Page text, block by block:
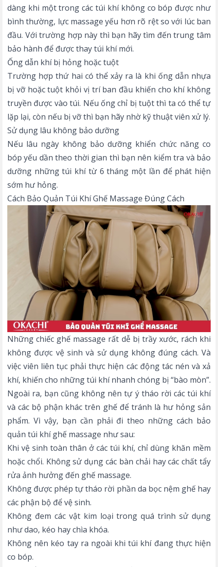
dàng khi một trong các túi khí không co bóp được như
bình thường, lực massage yếu hơn rõ rệt so với lúc ban
đầu. Với trường hợp này thì bạn hãy tìm đến trung tâm
bảo hành để được thay túi khí mới.
Ống dẫn khí bị hỏng hoặc tuột
Trường hợp thứ hai có thể xảy ra là khi ống dẫn nhựa
bị vỡ hoặc tuột khỏi vị trí ban đầu khiến cho khí không
truyền được vào túi. Nếu ống chỉ bị tuột thì ta có thể tự
lặp lại, còn nếu bị vỡ thì bạn hãy nhờ kỹ thuật viên xử lý.
Sử dụng lâu không bảo dưỡng
Nếu lâu ngày không bảo dưỡng khiển chức năng co
bóp yếu dần theo thời gian thì bạn nên kiểm tra và bảo
dưỡng những túi khí từ 6 tháng một lần để phát hiện
sớm hư hỏng.
Cách Bảo Quản Túi Khí Ghế Massage Đúng Cách
Những chiếc ghế massage rất dễ bị trầy xước, rách khi
không được vệ sinh và sử dụng không đúng cách. Và
việc viên liên tục phải thực hiện các động tác nén và xả
khí, khiến cho những túi khí nhanh chóng bị “bào mòn”.
Ngoài ra, bạn cũng không nên tự ý tháo rời các túi khí
và các bộ phận khác trên ghế để tránh là hư hỏng sản
phẩm. Vì vậy, bạn cần phải đi theo những cách bảo
quản túi khí ghế massage như sau:
Khi vệ sinh toàn thân ở các túi khí, chỉ dùng khăn mềm
hoặc chổi. Không sử dụng các bàn chải hay các chất tẩy
rửa ảnh hưởng đến ghế massage.
Không được phép tự tháo rời phần da bọc nệm ghế hay
các phận bộ để vệ sinh.
Không đem các vật kim loại trong quá trình sử dụng
như dao, kéo hay chìa khóa.
Không nên kéo tay ra ngoài khi túi khí đang thực hiện
co bóp.